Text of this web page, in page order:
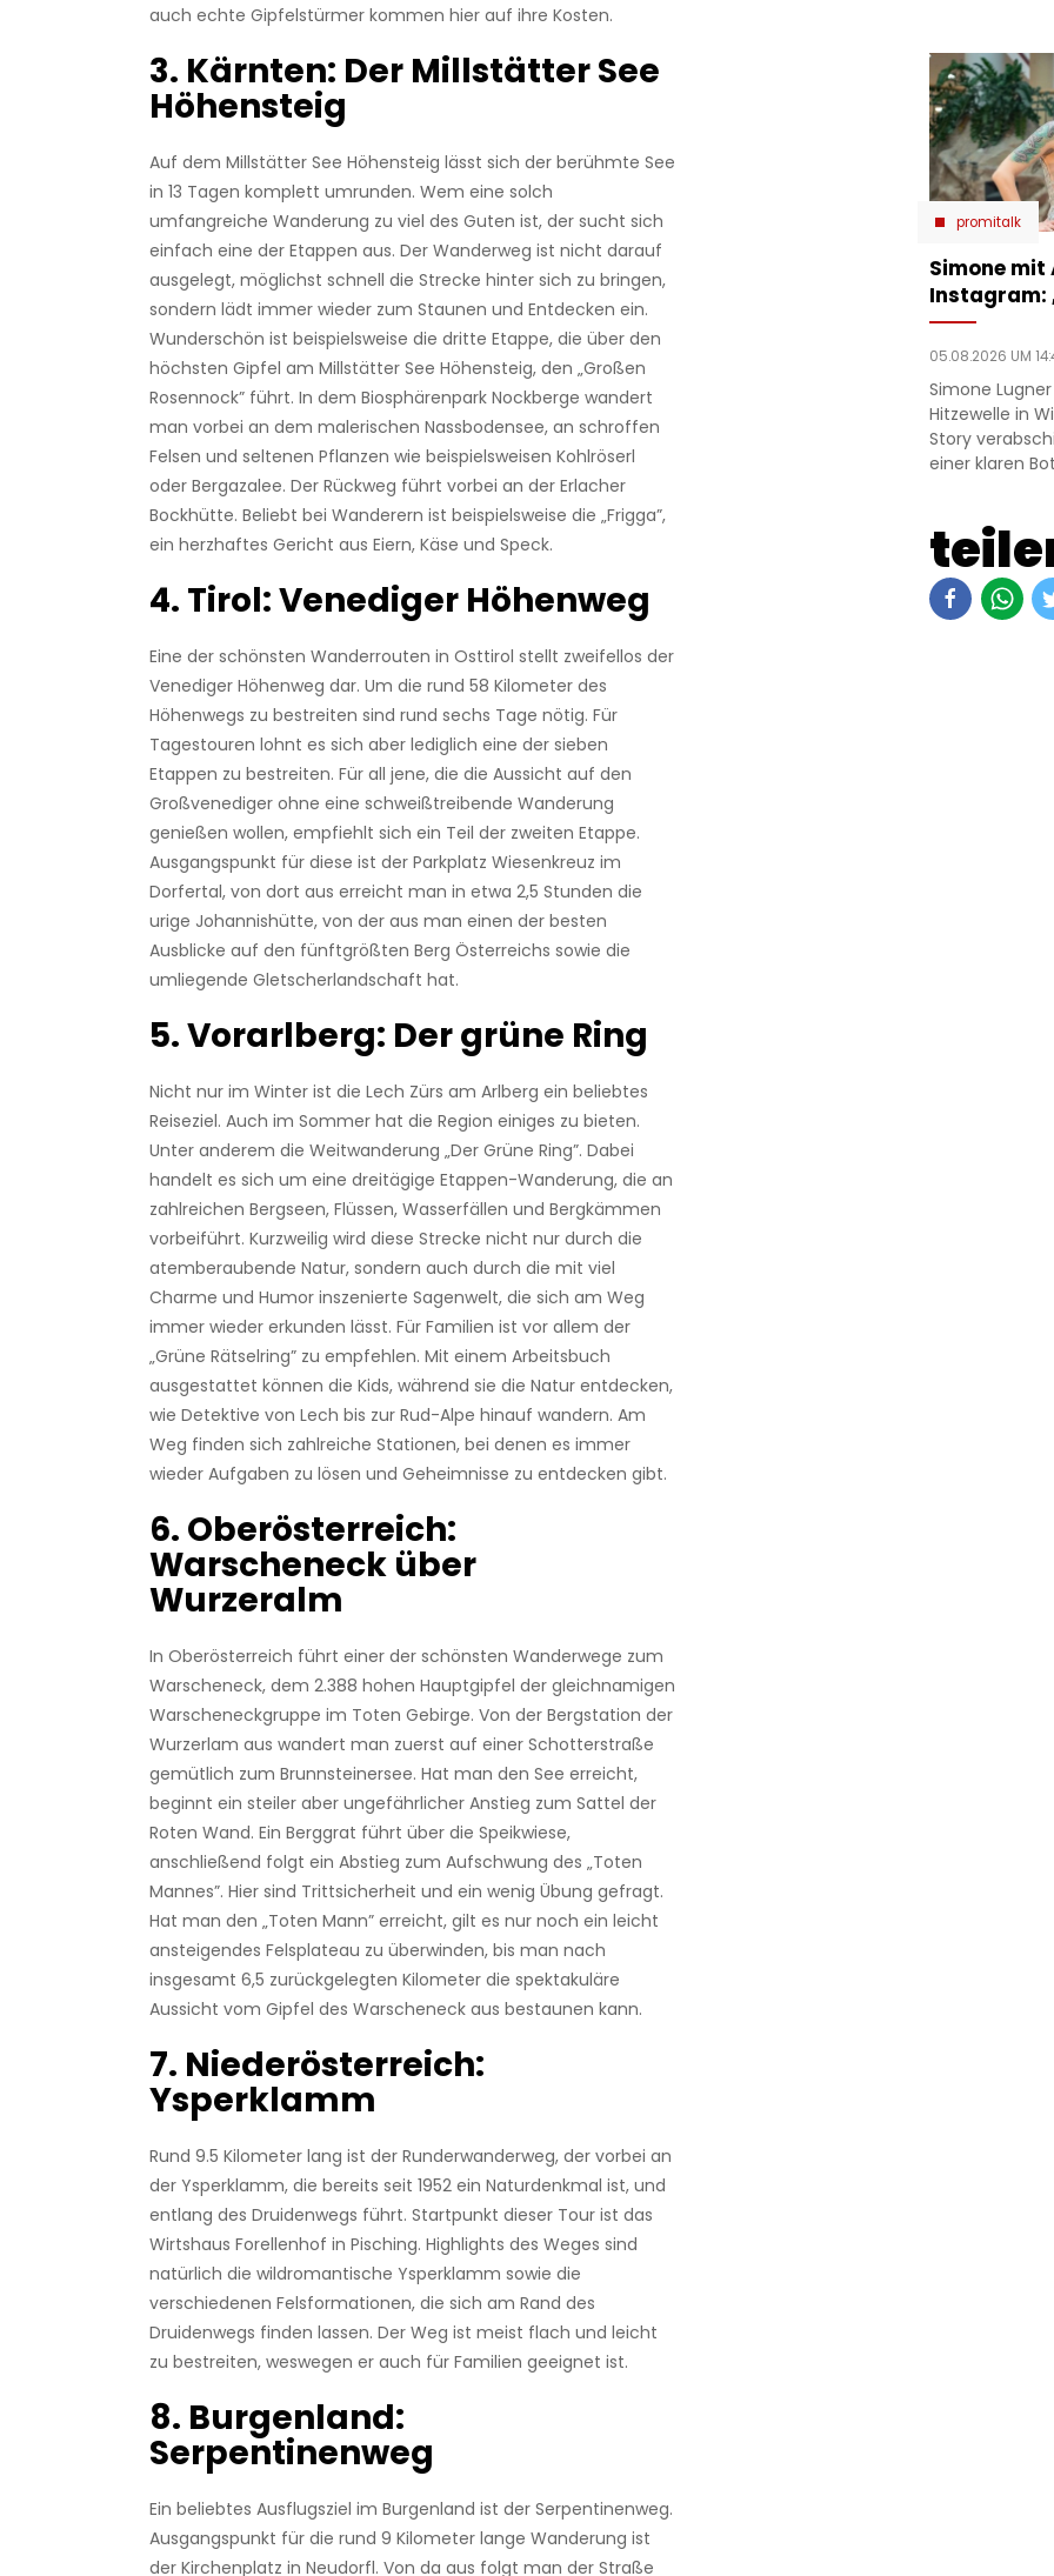
auch echte Gipfelstürmer kommen hier auf ihre Kosten.
3. Kärnten: Der Millstätter See
Höhensteig
Auf dem Millstätter See Höhensteig lässt sich der berühmte See
in 13 Tagen komplett umrunden. Wem eine solch
umfangreiche Wanderung zu viel des Guten ist, der sucht sich
einfach eine der Etappen aus. Der Wanderweg ist nicht darauf
ausgelegt, möglichst schnell die Strecke hinter sich zu bringen,
sondern lädt immer wieder zum Staunen und Entdecken ein.
Wunderschön ist beispielsweise die dritte Etappe, die über den
höchsten Gipfel am Millstätter See Höhensteig, den „Großen
Rosennock” führt. In dem Biosphärenpark Nockberge wandert
man vorbei an dem malerischen Nassbodensee, an schroffen
Felsen und seltenen Pflanzen wie beispielsweisen Kohlröserl
oder Bergazalee. Der Rückweg führt vorbei an der Erlacher
Bockhütte. Beliebt bei Wanderern ist beispielsweise die „Frigga”,
ein herzhaftes Gericht aus Eiern, Käse und Speck.
4. Tirol: Venediger Höhenweg
Eine der schönsten Wanderrouten in Osttirol stellt zweifellos der
Venediger Höhenweg dar. Um die rund 58 Kilometer des
Höhenwegs zu bestreiten sind rund sechs Tage nötig. Für
Tagestouren lohnt es sich aber lediglich eine der sieben
Etappen zu bestreiten. Für all jene, die die Aussicht auf den
Großvenediger ohne eine schweißtreibende Wanderung
genießen wollen, empfiehlt sich ein Teil der zweiten Etappe.
Ausgangspunkt für diese ist der Parkplatz Wiesenkreuz im
Dorfertal, von dort aus erreicht man in etwa 2,5 Stunden die
urige Johannishütte, von der aus man einen der besten
Ausblicke auf den fünftgrößten Berg Österreichs sowie die
umliegende Gletscherlandschaft hat.
5. Vorarlberg: Der grüne Ring
Nicht nur im Winter ist die Lech Zürs am Arlberg ein beliebtes
Reiseziel. Auch im Sommer hat die Region einiges zu bieten.
Unter anderem die Weitwanderung „Der Grüne Ring”. Dabei
handelt es sich um eine dreitägige Etappen-Wanderung, die an
zahlreichen Bergseen, Flüssen, Wasserfällen und Bergkämmen
vorbeiführt. Kurzweilig wird diese Strecke nicht nur durch die
atemberaubende Natur, sondern auch durch die mit viel
Charme und Humor inszenierte Sagenwelt, die sich am Weg
immer wieder erkunden lässt. Für Familien ist vor allem der
„Grüne Rätselring” zu empfehlen. Mit einem Arbeitsbuch
ausgestattet können die Kids, während sie die Natur entdecken,
wie Detektive von Lech bis zur Rud-Alpe hinauf wandern. Am
Weg finden sich zahlreiche Stationen, bei denen es immer
wieder Aufgaben zu lösen und Geheimnisse zu entdecken gibt.
6. Oberösterreich:
Warscheneck über
Wurzeralm
In Oberösterreich führt einer der schönsten Wanderwege zum
Warscheneck, dem 2.388 hohen Hauptgipfel der gleichnamigen
Warscheneckgruppe im Toten Gebirge. Von der Bergstation der
Wurzerlam aus wandert man zuerst auf einer Schotterstraße
gemütlich zum Brunnsteinersee. Hat man den See erreicht,
beginnt ein steiler aber ungefährlicher Anstieg zum Sattel der
Roten Wand. Ein Berggrat führt über die Speikwiese,
anschließend folgt ein Abstieg zum Aufschwung des „Toten
Mannes”. Hier sind Trittsicherheit und ein wenig Übung gefragt.
Hat man den „Toten Mann” erreicht, gilt es nur noch ein leicht
ansteigendes Felsplateau zu überwinden, bis man nach
insgesamt 6,5 zurückgelegten Kilometer die spektakuläre
Aussicht vom Gipfel des Warscheneck aus bestaunen kann.
7. Niederösterreich:
Ysperklamm
Rund 9.5 Kilometer lang ist der Runderwanderweg, der vorbei an
der Ysperklamm, die bereits seit 1952 ein Naturdenkmal ist, und
entlang des Druidenwegs führt. Startpunkt dieser Tour ist das
Wirtshaus Forellenhof in Pisching. Highlights des Weges sind
natürlich die wildromantische Ysperklamm sowie die
verschiedenen Felsformationen, die sich am Rand des
Druidenwegs finden lassen. Der Weg ist meist flach und leicht
zu bestreiten, weswegen er auch für Familien geeignet ist.
8. Burgenland:
Serpentinenweg
Ein beliebtes Ausflugsziel im Burgenland ist der Serpentinenweg.
Ausgangspunkt für die rund 9 Kilometer lange Wanderung ist
der Kirchenplatz in Neudorfl. Von da aus folgt man der Straße
promitalk
Simone mit
Instagram:
05.08.2026 UM
Simone
Hitzewelle in
Story
einer klaren